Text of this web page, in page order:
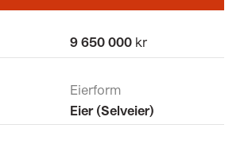
9 650 000 kr
Eierform
Eier (Selveier)